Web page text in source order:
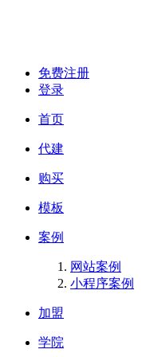
免费注册
登录
首页
代建
购买
模板
案例
网站案例
小程序案例
加盟
学院